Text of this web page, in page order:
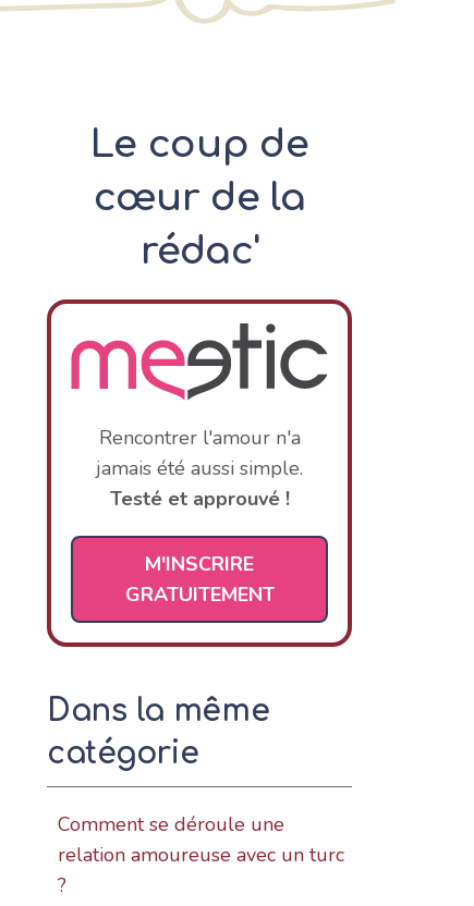
Le coup de
cœur de la
rédac'
Rencontrer l'amour n'a
jamais été aussi simple.
Testé et approuvé !
M'INSCRIRE
GRATUITEMENT
Dans la même
catégorie
Comment se déroule une
relation amoureuse avec un turc
?